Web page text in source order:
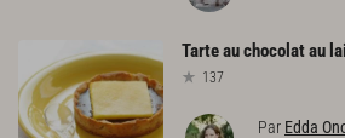
Tarteauchocolatau
137
Par Edda